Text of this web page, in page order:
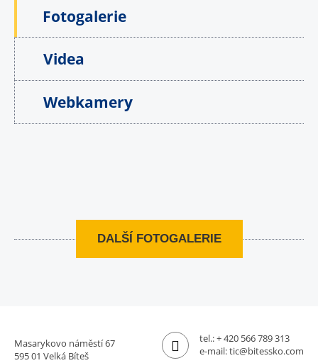
Fotogalerie
Videa
Webkamery
DALŠÍ FOTOGALERIE
Masarykovo náměstí 67
595 01 Velká Bíteš
tel.:+ 420 566 789 313
e-mail:tic@bitessko.com